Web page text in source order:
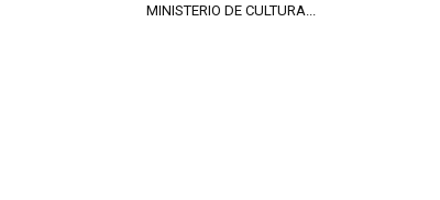
MINISTERIO DE CULTURA...